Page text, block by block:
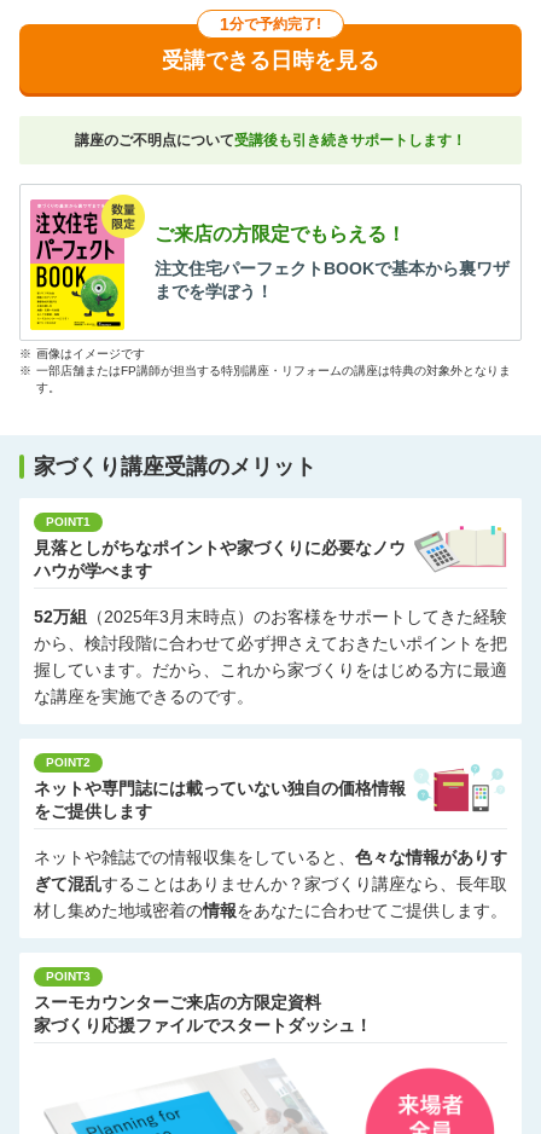
家を建てた方、誰もが足を運ぶ住宅展示場。「何となく見ただ
け」では損しています。
見どころポイント、これだけは知っておきたいポイントをお伝え
します。
住宅展示場に出展していない建築会社さんの探し方もお教えしま
「これから住宅展示場に行く方」「住宅展示場に行ったがよくわ
からなかった方」におススメです。
1分で予約完了!
受講できる日時を見る
講座のご不明点について受講後も引き続きサポートします！
ご来店の方限定でもらえる！
注文住宅パーフェクトBOOKで基本から裏ワザ
までを学ぼう！
※ 画像はイメージです
※ 一部店舗またはFP講師が担当する特別講座・リフォームの講座は特典の対象外となりま
す。
家づくり講座受講のメリット
POINT1
見落としがちなポイントや家づくりに必要なノウ
ハウが学べます
52万組
（2025年3月末時点）のお客様をサポートしてきた経験
から、検討段階に合わせて必ず押さえておきたいポイントを把
握しています。だから、これから家づくりをはじめる方に最適
な講座を実施できるのです。
POINT2
ネットや専門誌には載っていない独自の価格情報
をご提供します
ネットや雑誌での情報収集をしていると、 色々な情報がありす
ぎて混乱することはありませんか？家づくり講座なら、長年取
材し集めた地域密着の情報をあなたに合わせてご提供します。
POINT3
スーモカウンターご来店の方限定資料
家づくり応援ファイルでスタートダッシュ！